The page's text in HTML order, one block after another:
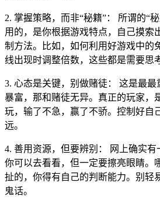
2. 掌握策略，而非“秘籍”： 所谓的“
用的，是你根据游戏特点，自己摸索
制方法。比如，如何利用好游戏中的
线出现时调整倍数，这些都是需要思
3. 心态是关键，别做赌徒： 这是最
暴富，那和赌徒无异。真正的玩家，
玩，输了不急，赢了不骄。控制好自
远。
4. 善用资源，但要辨别： 网上确实有
你可以去看看，但一定要擦亮眼睛。
扯的，你得有自己的判断能力。别轻
鬼话。